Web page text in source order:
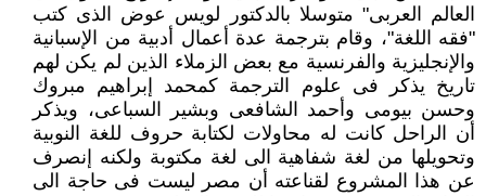
العالم العربى" متوسلا بالدكتور لويس عوض الذى كتب
"فقه اللغة"، وقام بترجمة عدة أعمال أدبية من الإسبانية
والإنجليزية والفرنسية مع بعض الزملاء الذين لم يكن لهم
تاريخ يذكر فى علوم الترجمة كمحمد إبراهيم مبروك
وحسن بيومى وأحمد الشافعى وبشير السباعى، ويذكر
أن الراحل كانت له محاولات لكتابة حروف للغة النوبية
وتحويلها من لغة شفاهية الى لغة مكتوبة ولكنه إنصرف
عن هذا المشروع لقناعته أن مصر ليست فى حاجة الى